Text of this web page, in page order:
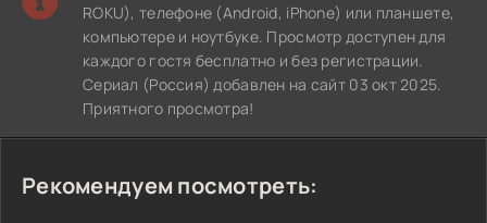
ROKU), телефоне (Android, iPhone) или планшете,
компьютере и ноутбуке. Просмотр доступен для
каждого гостя бесплатно и без регистрации.
Сериал (Россия) добавлен на сайт 03 окт 2025.
Приятного просмотра!
Рекомендуем посмотреть: